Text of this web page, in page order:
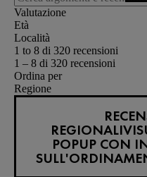
Valutazione
Età
Località
1 to 8 di 320 recensioni
1 – 8 di 320 recensioni
Ordina per
Regione
REGIONALI
POPUP CON